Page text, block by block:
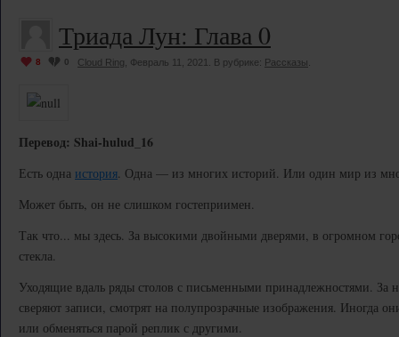
Триада Лун: Глава 0
8 0 Cloud Ring , Февраль 11, 2021. В рубрике: Рассказы
Перевод: Shai-hulud_16
Есть одна история. Одна — из многих историй. Или один мир из
Может быть, он не слишком гостеприимен.
Так что... мы здесь. За высокими двойными дверями, в огромном
стекла.
Уходящие вдаль ряды столов с письменными принадлежностями.
сверяют записи, смотрят на полупрозрачные изображения. Иногда
или обменяться парой реплик с другими.